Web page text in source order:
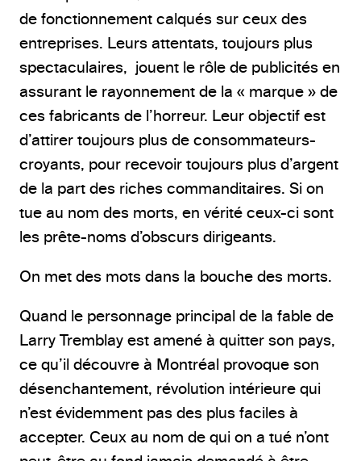
de fonctionnement calqués sur ceux des
entreprises. Leurs attentats, toujours plus
spectaculaires, jouent le rôle de publicités en
assurant le rayonnement de la « marque » de
ces fabricants de l’horreur. Leur objectif est
d’attirer toujours plus de consommateurs-
croyants, pour recevoir toujours plus d’argent
de la part des riches commanditaires. Si on
tue au nom des morts, en vérité ceux-ci sont
les prête-noms d’obscurs dirigeants.
On met des mots dans la bouche des morts.
Quand le personnage principal de la fable de
Larry Tremblay est amené à quitter son pays,
ce qu’il découvre à Montréal provoque son
désenchantement, révolution intérieure qui
n’est évidemment pas des plus faciles à
accepter. Ceux au nom de qui on a tué n’ont